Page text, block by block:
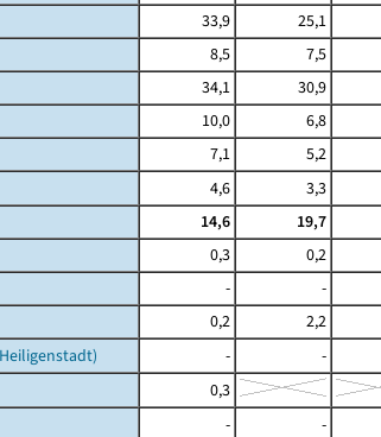
33,9 25,1
8,5 7,5
34,1 30,9
10,0 6,8
7,1 5,2
4,6 3,3
14,6 19,7
0,3 0,2
- -
0,2 2,2
- -
0,3
- -